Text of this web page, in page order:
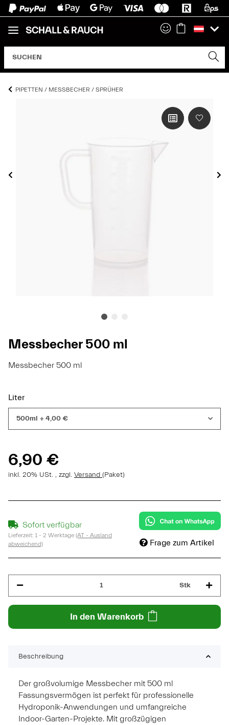
PIPETTEN / MESSBECHER / SPRÜHER
Messbecher 500 ml
Messbecher 500 ml
Liter
500ml + 4,00 €
6,90 €
inkl. 20% USt. , zzgl. Versand (Paket)
Sofort verfügbar
Lieferzeit: 1 - 2 Werktage (AT - Ausland
abweichend)
Frage zum Artikel
Stk
In den Warenkorb
Beschreibung
Der großvolumige Messbecher mit 500 ml
Fassungsvermögen ist perfekt für professionelle
Hydroponik-Anwendungen und umfangreiche
Indoor-Garten-Projekte. Mit großzügigen